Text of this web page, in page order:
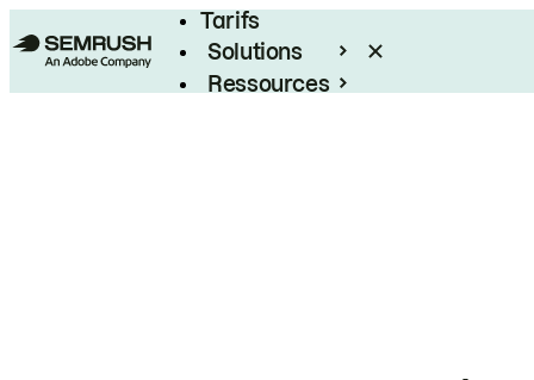
Tarifs
Solutions
Ressources